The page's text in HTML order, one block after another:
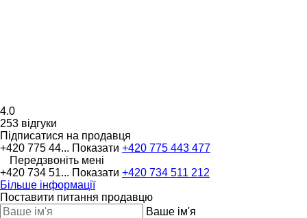
4.0
253 відгуки
Підписатися на продавця
+420 775 44... Показати +420 775 443 477
Передзвоніть мені
+420 734 51... Показати +420 734 511 212
Більше інформації
Поставити питання продавцю
Ваше ім'я